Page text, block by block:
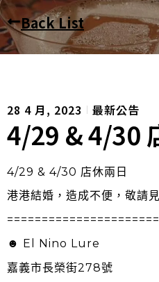
Back List
28 4 月, 2023 最新公告
4/29 & 4/30
4/29 & 4/30 店休兩日
港港結婚，造成不便，敬請
☻ El Nino Lure
嘉義市長榮街278號